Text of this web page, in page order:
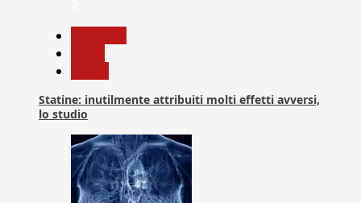
Statine: inutilmente attribuiti molti effetti avversi,
lo studio